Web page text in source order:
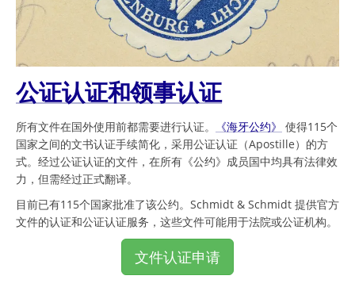
公证认证和领事认证
所有文件在国外使用前都需要进行认证。 《海牙公约》
使得115个
国家之间的文书认证手续简化，采用公证认证（Apostille）的方
式。经过公证认证的文件，在所有《公约》成员国中均具有法律效
力，但需经过正式翻译。
目前已有115个国家批准了该公约。Schmidt & Schmidt 提供官方
文件的认证和公证认证服务，这些文件可能用于法院或公证机构。
文件认证申请